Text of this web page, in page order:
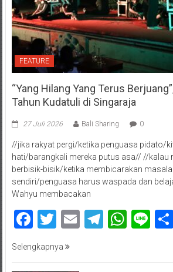
FEATURE
“Yang Hilang Yang Terus
Tahun Kudatuli di Singaraja
27 Juli 2026 Bali Sharing 0
//jika rakyat pergi/ketika penguasa pidato/
hati/barangkali mereka putus asa// //kalau
berbisik-bisik/ketika membicarakan
sendiri/penguasa harus waspada dan
Wahyu membacakan
Facebook
Twitter
EmailTelegram
Line
Selengkapnya